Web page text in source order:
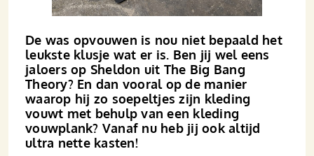
De was opvouwen is nou niet bepaald het
leukste klusje wat er is. Ben jij wel eens
jaloers op Sheldon uit The Big Bang
Theory? En dan vooral op de manier
waarop hij zo soepeltjes zijn kleding
vouwt met behulp van een kleding
vouwplank? Vanaf nu heb jij ook altijd
ultra nette kasten!